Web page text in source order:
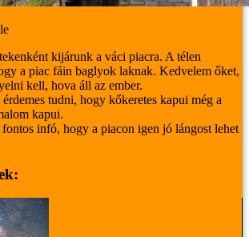
kijárunk a váci piacra. A télen
a piac fáin baglyok laknak. Kedvelem őket,
kell, hova áll az ember.
tudni, hogy kőkeretes kapui még a
kapui.
infó, hogy a piacon igen jó lángost lehet